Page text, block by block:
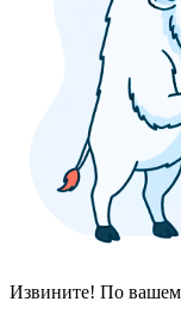
Извините! По